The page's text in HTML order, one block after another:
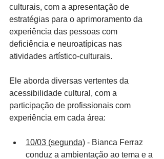
culturais, com a apresentação de
estratégias para o aprimoramento da
experiência das pessoas com
deficiência e neuroatípicas nas
atividades artístico-culturais.
Ele aborda diversas vertentes da
acessibilidade cultural, com a
participação de profissionais com
experiência em cada área:
10/03 (segunda) - Bianca Ferraz
conduz a ambientação ao tema e a